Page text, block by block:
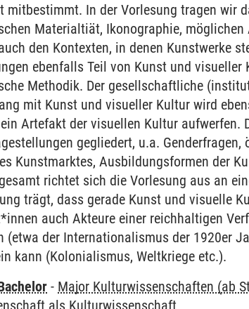
mitbestimmt. In der Vorlesung tragen wir
Materialtiät, Ikonographie,
den Kontexten, in denen Kunstwerke
ebenfalls Teil von Kunst und
Methodik. Der gesellschaftliche
mit Kunst und visueller Kultur wird
Artefakt der visuellen Kultur aufwerfen.
gegliedert, u.a.
Kunstmarktes, Ausbildungsformen der
richtet sich die Vorlesung aus an
trägt, dass gerade Kunst und visuelle
auch Akteure einer reichhaltigen
(etwa der Internationalismus der 1920er
kann (Kolonialismus, Weltkriege etc.).
- Major Kulturwissenschaften (ab
als Kulturwissenschaft